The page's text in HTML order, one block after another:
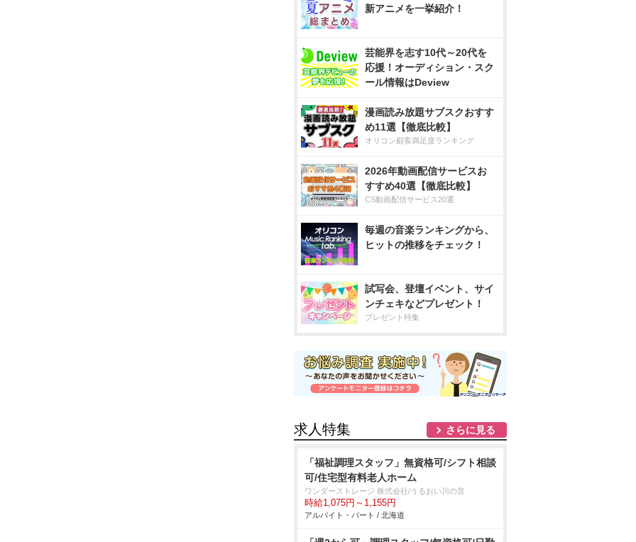
新アニメを一挙紹介！
芸能界を志す10代～20代を
応援！オーディション・スク
ール情報はDeview
漫画読み放題サブスクおすす
め11選【徹底比較】
オリコン顧客満足度ランキング
2026年動画配信サービスお
すすめ40選【徹底比較】
CS動画配信サービス20選
毎週の音楽ランキングから、
ヒットの推移をチェック！
試写会、登壇イベント、サイ
ンチェキなどプレゼント！
プレゼント特集
求人特集 さらに見る
「福祉調理スタッフ」無資格可/シフト相談
可/住宅型有料老人ホーム
ワンダーストレージ 株式会社/うるおい川の音
時給1,075円～1,155円
アルバイト・パート / 北海道